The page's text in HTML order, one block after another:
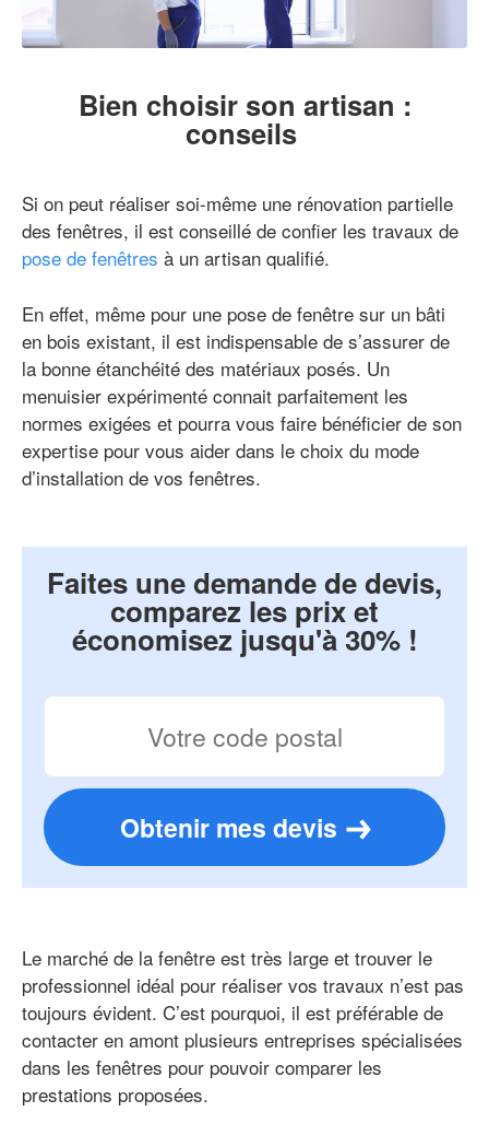
Bien choisir son artisan :
conseils
Si on peut réaliser soi-même une rénovation partielle
des fenêtres, il est conseillé de confier les travaux de
pose de fenêtres à un artisan qualifié.
En effet, même pour une pose de fenêtre sur un bâti
en bois existant, il est indispensable de s’assurer de
la bonne étanchéité des matériaux posés. Un
menuisier expérimenté connait parfaitement les
normes exigées et pourra vous faire bénéficier de son
expertise pour vous aider dans le choix du mode
d’installation de vos fenêtres.
Faites une demande de devis,
comparez les prix et
économisez jusqu'à 30% !
Obtenir mes devis
Le marché de la fenêtre est très large et trouver le
professionnel idéal pour réaliser vos travaux n’est pas
toujours évident. C’est pourquoi, il est préférable de
contacter en amont plusieurs entreprises spécialisées
dans les fenêtres pour pouvoir comparer les
prestations proposées.